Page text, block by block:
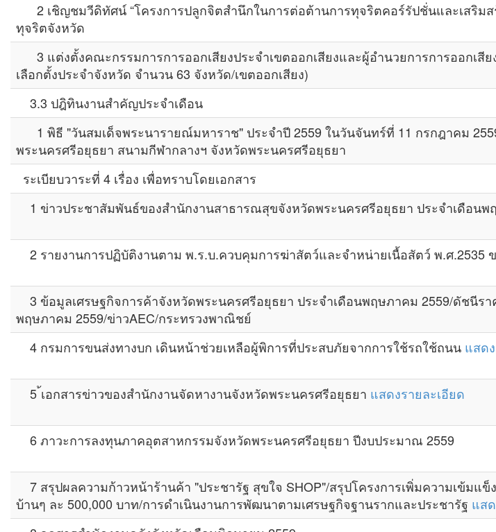
2 เชิญชมวีดิทัศน์ “โครงการปลูกจิตสำนึกในการต่อต้านการทุจริตคอร์รัปชั่นและเสริม
ทุจริตจังหวัด
3 แต่งตั้งคณะกรรมการการออกเสียงประจำเขตออกเสียงและผู้อำนวยการการออกเสี
เลือกตั้งประจำจังหวัด จำนวน 63 จังหวัด/เขตออกเสียง)
3.3 ปฎิทินงานสำคัญประจำเดือน
1 พิธี "วันสมเด็จพระนารายณ์มหาราช" ประจำปี 2559 ในวันจันทร์ที่ 11 กรกฎาคม
พระนครศรีอยุธยา สนามกีฬากลางฯ จังหวัดพระนครศรีอยุธยา
ระเบียบวาระที่ 4 เรื่อง เพื่อทราบโดยเอกสาร
1 ข่าวประชาสัมพันธ์ของสำนักงานสาธารณสุขจังหวัดพระนครศรีอยุธยา ประจำเดือนพ
2 รายงานการปฏิบัติงานตาม พ.ร.บ.ควบคุมการฆ่าสัตว์และจำหน่ายเนื้อสัตว์ พ.ศ.2535
3 ข้อมูลเศรษฐกิจการค้าจังหวัดพระนครศรีอยุธยา ประจำเดือนพฤษภาคม 2559/ดัชนีร
พฤษภาคม 2559/ข่าวAEC/กระทรวงพาณิชย์
4 กรมการขนส่งทางบก เดินหน้าช่วยเหลือผู้พิการที่ประสบภัยจากการใช้รถใช้ถนน แสด
5 ้เอกสารข่าวของสำนักงานจัดหางานจังหวัดพระนครศรีอยุธยา แสดงรายละเอียด
6 ภาวะการลงทุนภาคอุตสาหกรรมจังหวัดพระนครศรีอยุธยา ปีงบประมาณ 2559
7 สรุปผลความก้าวหน้าร้านค้า "ประชารัฐ สุขใจ SHOP"/สรุปโครงการเพิ่มความเข้มแ
บ้านๆ ละ 500,000 บาท/การดำเนินงานการพัฒนาตามเศรษฐกิจฐานรากและประชารัฐ แส